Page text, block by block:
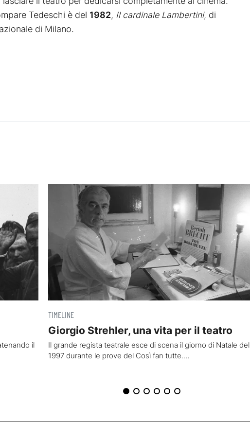
Tedeschi è del 1982, Il cardinale Lambertini, di
di Milano.
il
TIMELINE
Giorgio Strehler, una vita per il teatro
Il grande regista teatrale esce di scena il giorno di Natale del
1997 durante le prove del Così fan tutte.…